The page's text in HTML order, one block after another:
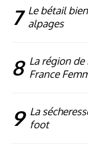
7 Le bétail
alpages
8 La région
France
9 La
foot